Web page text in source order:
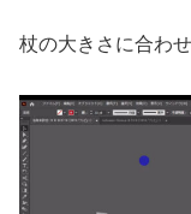
杖の大きさに合わ